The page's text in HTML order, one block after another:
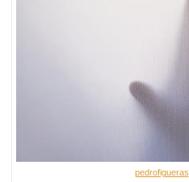
pedrofigueras